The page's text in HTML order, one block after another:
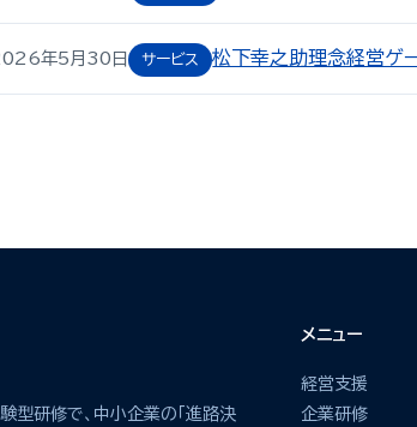
年5月30日 サービス 松下幸之助理念経営ゲ
型研修で、中小企業の「進路決
メニュー
経営支援
企業研修